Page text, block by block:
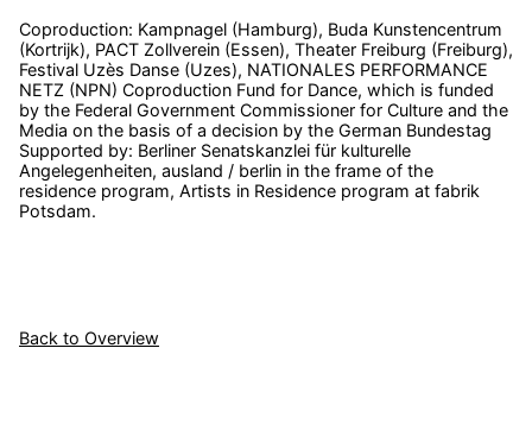
Coproduction: Kampnagel (Hamburg), Buda Kunstencentrum
(Kortrijk), PACT Zollverein (Essen), Theater Freiburg (Freiburg),
Festival Uzès Danse (Uzes), NATIONALES PERFORMANCE
NETZ (NPN) Coproduction Fund for Dance, which is funded
by the Federal Government Commissioner for Culture and the
Media on the basis of a decision by the German Bundestag
Supported by: Berliner Senatskanzlei für kulturelle
Angelegenheiten, ausland / berlin in the frame of the
residence program, Artists in Residence program at fabrik
Potsdam.
Back to Overview